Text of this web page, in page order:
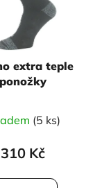
extra teple
ponožky
(5 ks)
310 Kč